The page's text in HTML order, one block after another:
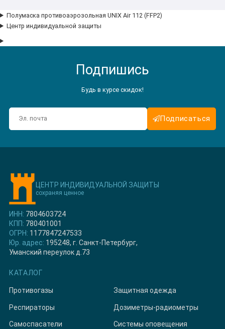
Полумаска противоаэрозольная UNIX Air 112 (FFP2)
Центр индивидуальной защиты
Подпишись
Будь в курсе скидок!
Подписаться
ЦЕНТР ИНДИВИДУАЛЬНОЙ ЗАЩИТЫ
сохраняя ценное
ИНН: 7804603724
КПП: 780401001
ОГРН: 1177847247533
Юр. адрес: 195248, г. Санкт-Петербург,
Уманский переулок д.73
КАТАЛОГ
Противогазы Защитная одежда
Респираторы Дозиметры-радиометры
Самоспасатели Системы оповещения